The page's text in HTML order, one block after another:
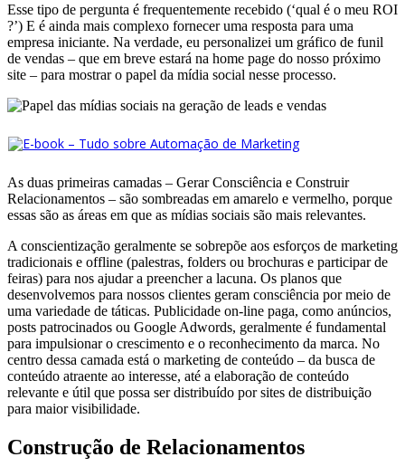
Esse tipo de pergunta é frequentemente recebido (‘qual é o meu ROI
?’) E é ainda mais complexo fornecer uma resposta para uma
empresa iniciante. Na verdade, eu personalizei um gráfico de funil
de vendas – que em breve estará na home page do nosso próximo
site – para mostrar o papel da mídia social nesse processo.
As duas primeiras camadas – Gerar Consciência e Construir
Relacionamentos – são sombreadas em amarelo e vermelho, porque
essas são as áreas em que as mídias sociais são mais relevantes.
A conscientização geralmente se sobrepõe aos esforços de marketing
tradicionais e offline (palestras, folders ou brochuras e participar de
feiras) para nos ajudar a preencher a lacuna. Os planos que
desenvolvemos para nossos clientes geram consciência por meio de
uma variedade de táticas. Publicidade on-line paga, como anúncios,
posts patrocinados ou Google Adwords, geralmente é fundamental
para impulsionar o crescimento e o reconhecimento da marca. No
centro dessa camada está o marketing de conteúdo – da busca de
conteúdo atraente ao interesse, até a elaboração de conteúdo
relevante e útil que possa ser distribuído por sites de distribuição
para maior visibilidade.
Construção de Relacionamentos